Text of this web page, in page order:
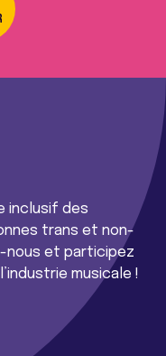
inclusif des
trans et non-
nous et participez
musicale !